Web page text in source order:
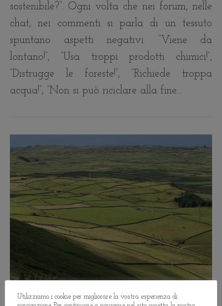
sostenibile?”. Ogni volta che nei forum, nelle
chat, nei commenti si parla di un tessuto
spuntano aspetti negativi: “Viene da
lontano!”, “Usa troppi prodotti chimici!”,
“Distrugge le foreste!”, “Richiede troppa
acqua!”, “Non si può riciclare alla fine…
COMPANIES / AZIENDE ,DOVE
Utilizziamo i cookie per migliorare la vostra esperienza di